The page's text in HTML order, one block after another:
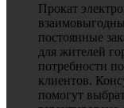
Прокат
постоянные
для жителей
потребности
клиентов.
помогут